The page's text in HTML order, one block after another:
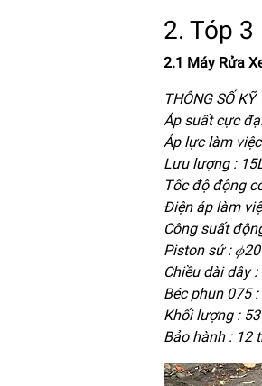
2. Tóp 3
2.1 Máy Rửa
THÔNG SỐ KỸ
Áp suất cực
Áp lực làm
Lưu lượng :
Tốc độ động
Điện áp làm
Công suất
Piston sứ : 𝜙20
Chiều dài dây
Béc phun 075
Khối lượng :
Bảo hành : 12